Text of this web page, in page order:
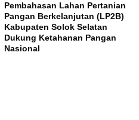
Pembahasan Lahan Pertanian
Pangan Berkelanjutan (LP2B)
Kabupaten Solok Selatan
Dukung Ketahanan Pangan
Nasional